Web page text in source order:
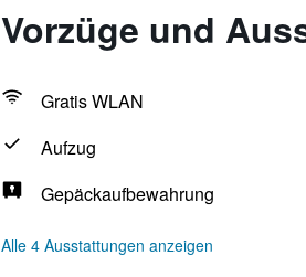
Vorzüge und
Gratis WLAN
Aufzug
Gepäckaufbewahrung
Alle 4 Ausstattungen anzeigen